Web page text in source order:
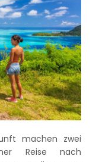
machen zwei
Reise nach